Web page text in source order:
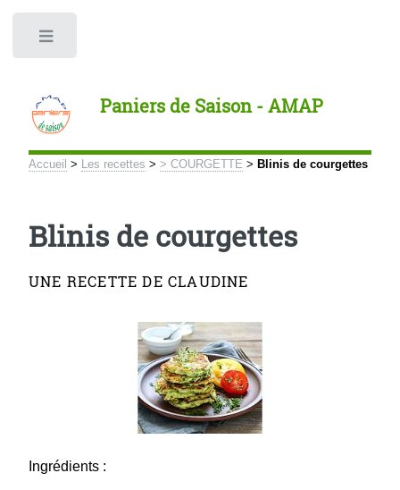
Paniers de Saison - AMAP
Accueil > Les recettes > > COURGETTE > Blinis de courgettes
Blinis de courgettes
UNE RECETTE DE CLAUDINE
Ingrédients :
Panneau de gestion des cookies